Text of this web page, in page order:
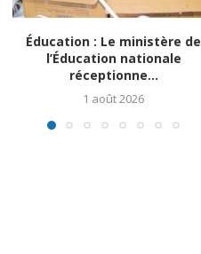
Éducation : Le ministère de
l’Éducation nationale
réceptionne...
1 août 2026